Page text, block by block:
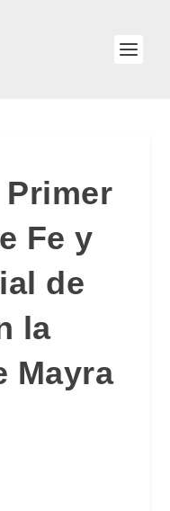
Fe y
de
la
Mayra